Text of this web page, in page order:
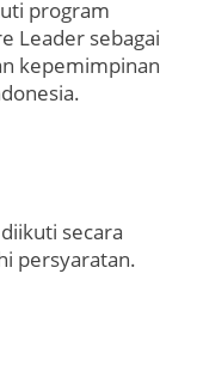
program
Leader sebagai
kepemimpinan
secara
persyaratan.